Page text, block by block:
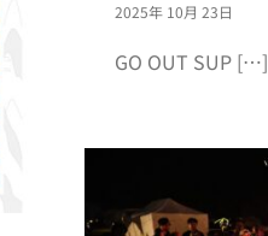
2025年 10月 23日
GO OUT SUP […]